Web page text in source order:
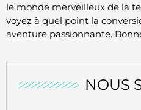
NOUS
le monde merveilleux de la
voyez à quel point la
aventure passionnante.